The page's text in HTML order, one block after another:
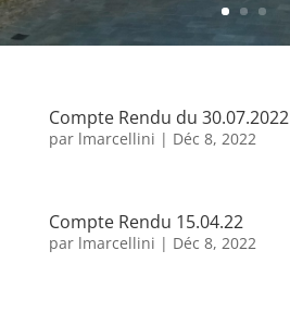
Compte Rendu du 30.07.2022
par lmarcellini | Déc 8, 2022
Compte Rendu 15.04.22
par lmarcellini | Déc 8, 2022